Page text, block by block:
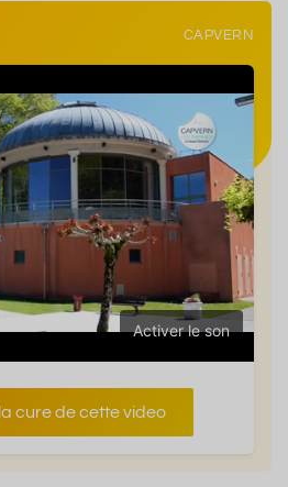
CAPVERN
Activer le son
cure de cette video